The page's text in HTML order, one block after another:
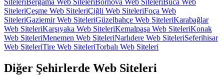
SiteleriÇeşme Web SiteleriÇiğli Web SiteleriFoça Web
SiteleriGaziemir Web SiteleriGüzelbahçe Web SiteleriKarabağlar
Web SiteleriKarşıyaka Web SiteleriKemalpaşa Web SiteleriKonak
Web SiteleriMenemen Web SiteleriNarlıdere Web SiteleriSeferihisar
Web SiteleriTire Web SiteleriTorbalı Web Siteleri
Diğer Şehirlerde Web Siteleri